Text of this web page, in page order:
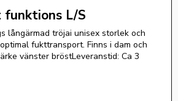
funktions L/S
långärmad tröjai unisex storlek och
fukttransport. Finns i dam och
vänster bröstLeveranstid: Ca 3